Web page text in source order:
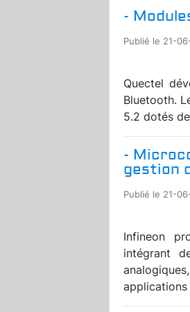
-
Publié le 21-
Quectel
Bluetooth.
5.2 dotés
-
gestion
Publié le 21-
Infineon
intégrant
applications